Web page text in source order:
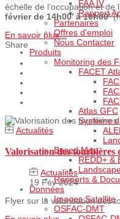
FAA IV
Rapport
Partenaires
Offres d'emploi
Nous Contacter
Produits
Monitoring des
FACET
Atlas GFC
Système
Based Map
REDD+ &
Rapports &
Données
Images Satellite
OSFAC-DMT
échelle de l’occupation et de
février de 14h00’ à 16h00’
En savoir plus...
Share
Actualités
Valorisation des tourbières
Actualités
19 Fév 2024
Flyer sur la valorisation des